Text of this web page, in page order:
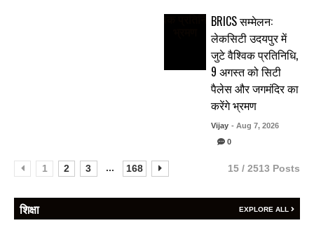
BRICS सम्मेलन:
लेकसिटी उदयपुर में
जुटे वैश्विक प्रतिनिधि,
9 अगस्त को सिटी
पैलेस और जगमंदिर का
करेंगे भ्रमण
Vijay - Aug 7, 2026
0
1 2 3 ... 168 15 / 2513 Posts
शिक्षा EXPLORE ALL